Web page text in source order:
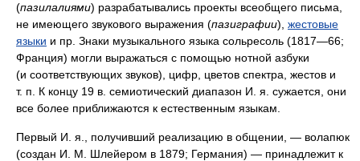
(пазилалиями) разрабатывались проекты всеобщего письма,
не имеющего звукового выражения (пазиграфии), жестовые
языки и пр. Знаки музыкального языка сольресоль (1817—66;
Франция) могли выражаться с помощью нотной азбуки
(и соответствующих звуков), цифр, цветов спектра, жестов и
т. п. К концу 19 в. семиотический диапазон И. я. сужается, они
все более приближаются к естественным языкам.
Первый И. я., получивший реализацию в общении, — волапюк
(создан И. М. Шлейером в 1879; Германия) — принадлежит к